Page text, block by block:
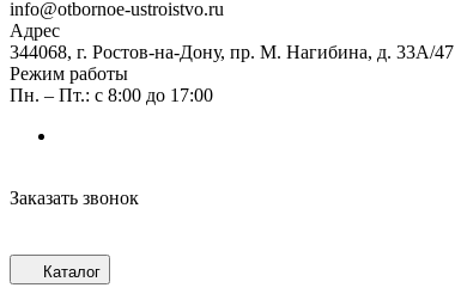
info@otbornoe-ustroistvo.ru
Адрес
344068, г. Ростов-на-Дону, пр. М. Нагибина, д. 33А/47
Режим работы
Пн. – Пт.: с 8:00 до 17:00
Заказать звонок
Каталог